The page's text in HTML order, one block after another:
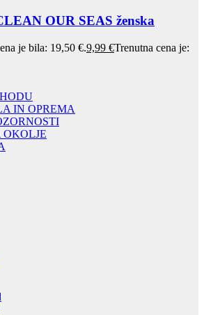
OUR SEAS ženska
je bila: 19,50 €.9,99 €Trenutna cena je:
IN OPREMA
OKOLJE